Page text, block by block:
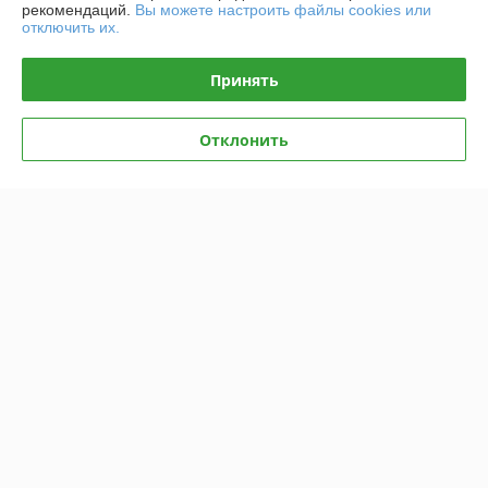
Политика обработки cookies
Сайт создан на платформе Deal.by
рекомендаций. Вы можете настроить файлы cookies или
отключить их.
Принять
Отклонить